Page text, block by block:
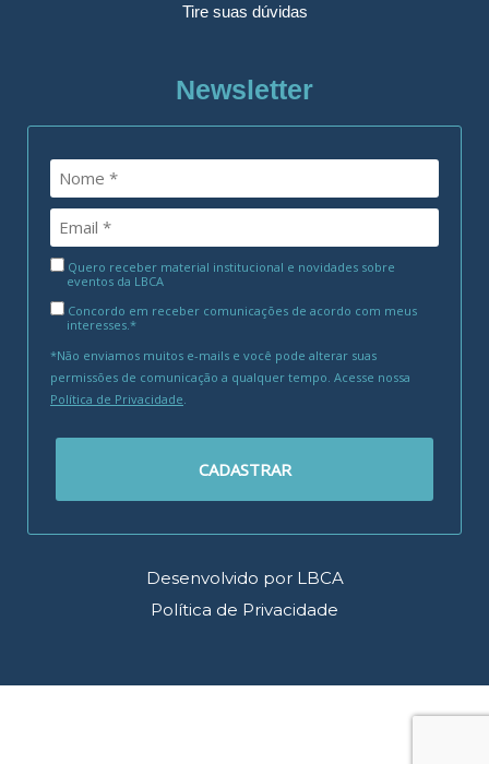
Tire suas dúvidas
Newsletter
Quero receber material institucional e novidades sobre
eventos da LBCA
Concordo em receber comunicações de acordo com meus
interesses.*
*Não enviamos muitos e-mails e você pode alterar suas
permissões de comunicação a qualquer tempo. Acesse nossa
Política de Privacidade.
CADASTRAR
Desenvolvido por LBCA
Política de Privacidade